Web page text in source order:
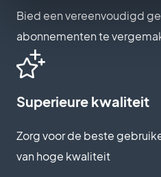
Bied een vereenvoudigd
abonnementen te
Superieure kwaliteit
Zorg voor de beste
van hoge kwaliteit